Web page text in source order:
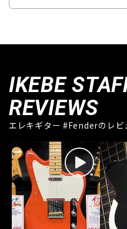
IKEBE
REVIEWS
エレキギター #Fenderのレビ